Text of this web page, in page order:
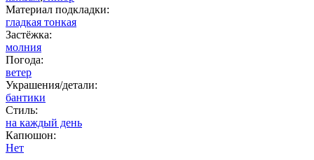
Материал подкладки:
гладкая тонкая
Застёжка:
молния
Погода:
ветер
Украшения/детали:
бантики
Стиль:
на каждый день
Капюшон:
Нет